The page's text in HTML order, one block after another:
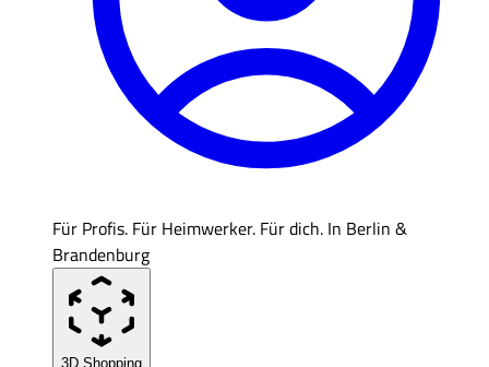
Für Profis. Für Heimwerker. Für dich. In Berlin &
Brandenburg
3D Shopping